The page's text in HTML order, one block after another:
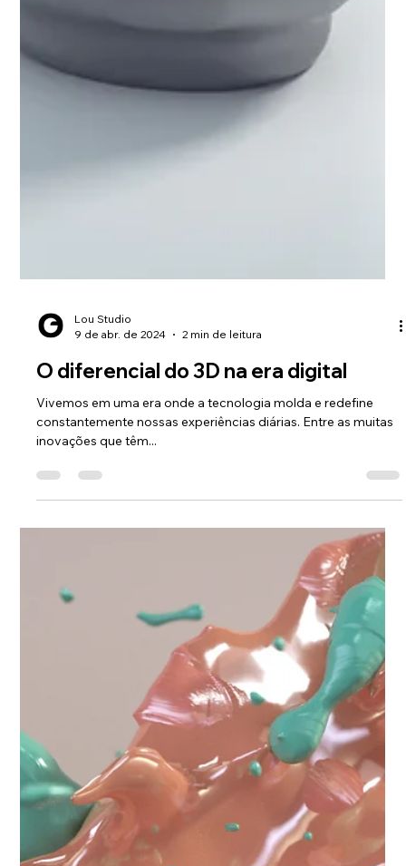
Lou Studio
9 de abr. de 2024
2 min de leitura
O diferencial do 3D na era digital
Vivemos em uma era onde a tecnologia molda e redefine